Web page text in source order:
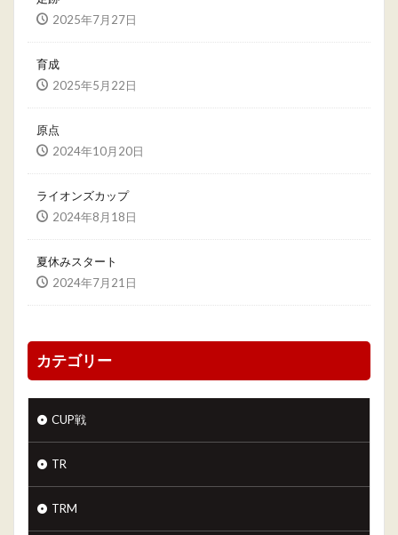
2025年7月27日
育成
2025年5月22日
原点
2024年10月20日
ライオンズカップ
2024年8月18日
夏休みスタート
2024年7月21日
カテゴリー
CUP戦
TR
TRM